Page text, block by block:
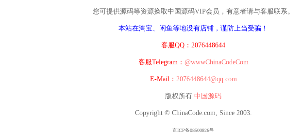
您可提供源码等资源换取中国源码VIP会员，有意者请与客服联系。
本站在淘宝、闲鱼等地没有店铺，谨防上当受骗！
客服QQ：2076448644
客服Telegram： @wwwChinaCodeCom
E-Mail： 2076448644@qq.com
版权所有 中国源码
Copyright © ChinaCode.com, Since 2003.
京ICP备08500826号